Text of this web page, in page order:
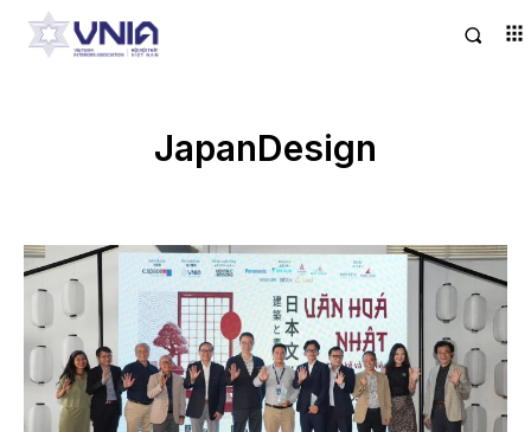
JapanDesign